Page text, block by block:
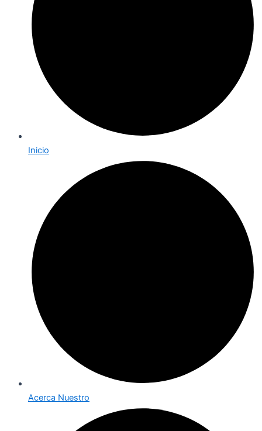
Inicio
Acerca Nuestro